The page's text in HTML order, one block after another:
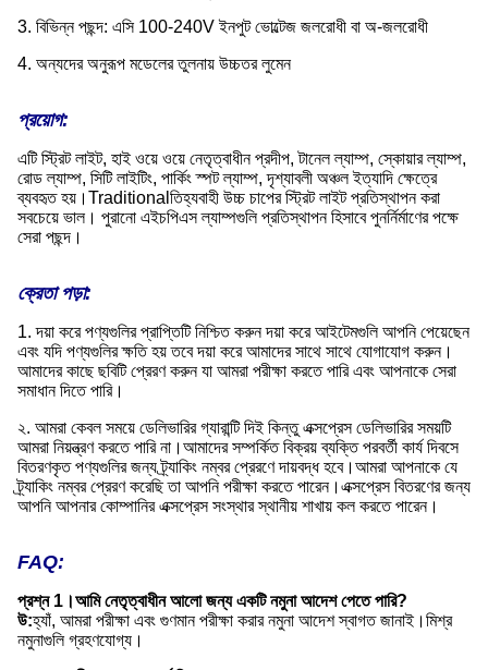
3. বিভিন্ন পছন্দ: এসি 100-240V ইনপুট ভোল্টেজ জলরোধী বা অ-জলরোধী
4. অন্যদের অনুরূপ মডেলের তুলনায় উচ্চতর লুমেন
প্রয়োগ:
এটি স্ট্রিট লাইট, হাই ওয়ে ওয়ে নেতৃত্বাধীন প্রদীপ, টানেল ল্যাম্প, স্কোয়ার ল্যাম্প,
রোড ল্যাম্প, সিটি লাইটিং, পার্কিং স্পট ল্যাম্প, দৃশ্যাবলী অঞ্চল ইত্যাদি ক্ষেত্রে
ব্যবহৃত হয়।Traditionalতিহ্যবাহী উচ্চ চাপের স্ট্রিট লাইট প্রতিস্থাপন করা
সবচেয়ে ভাল। পুরানো এইচপিএস ল্যাম্পগুলি প্রতিস্থাপন হিসাবে পুনর্নির্মাণের পক্ষে
সেরা পছন্দ।
ক্রেতা পড়া:
1. দয়া করে পণ্যগুলির প্রাপ্তিটি নিশ্চিত করুন দয়া করে আইটেমগুলি আপনি পেয়েছেন
এবং যদি পণ্যগুলির ক্ষতি হয় তবে দয়া করে আমাদের সাথে সাথে যোগাযোগ করুন।
আমাদের কাছে ছবিটি প্রেরণ করুন যা আমরা পরীক্ষা করতে পারি এবং আপনাকে সেরা
সমাধান দিতে পারি।
২. আমরা কেবল সময়ে ডেলিভারির গ্যারান্টি দিই কিন্তু এক্সপ্রেস ডেলিভারির সময়টি
আমরা নিয়ন্ত্রণ করতে পারি না।আমাদের সম্পর্কিত বিক্রয় ব্যক্তি পরবর্তী কার্য দিবসে
বিতরণকৃত পণ্যগুলির জন্য ট্র্যাকিং নম্বর প্রেরণে দায়বদ্ধ হবে।আমরা আপনাকে যে
ট্র্যাকিং নম্বর প্রেরণ করেছি তা আপনি পরীক্ষা করতে পারেন।এক্সপ্রেস বিতরণের জন্য
আপনি আপনার কোম্পানির এক্সপ্রেস সংস্থার স্থানীয় শাখায় কল করতে পারেন।
FAQ:
প্রশ্ন 1।আমি নেতৃত্বাধীন আলো জন্য একটি নমুনা আদেশ পেতে পারি?
উ:হ্যাঁ, আমরা পরীক্ষা এবং গুণমান পরীক্ষা করার নমুনা আদেশ স্বাগত জানাই।মিশ্র
নমুনাগুলি গ্রহণযোগ্য।